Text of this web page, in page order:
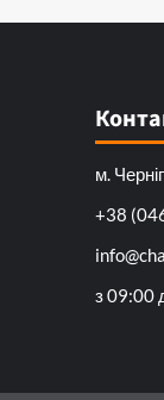
м.
+38
з 09:00